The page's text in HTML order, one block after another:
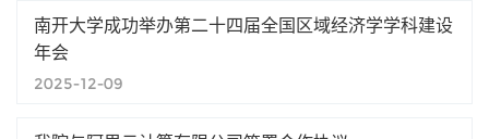
南开大学成功举办第二十四届全国区域经济学学科建设
年会
2025-12-09